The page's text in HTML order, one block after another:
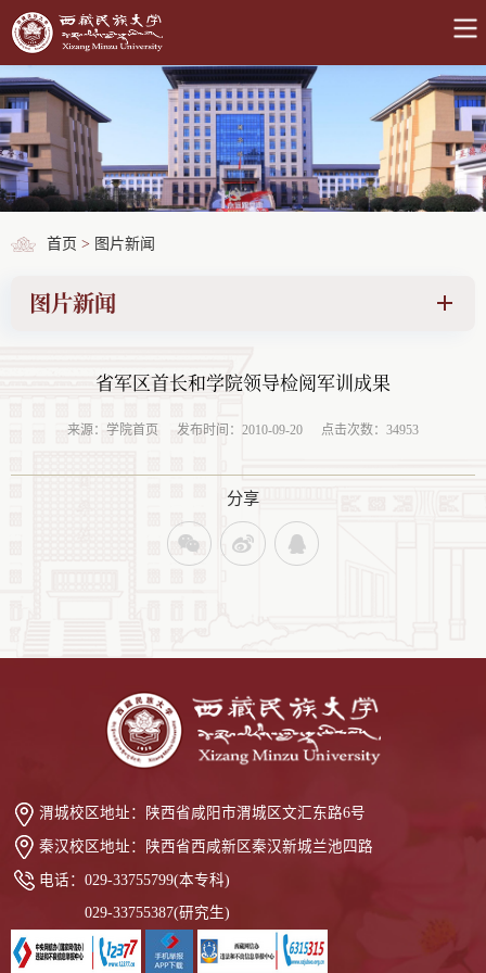
首页 > 图片新闻
图片新闻
省军区首长和学院领导检阅军训成果
来源：学院首页 发布时间：2010-09-20 点击次数：34953
分享
渭城校区地址： 陕西省咸阳市渭城区文汇东路6号
秦汉校区地址： 陕西省西咸新区秦汉新城兰池四路
电话： 029-33755799(本专科)
029-33755387(研究生)